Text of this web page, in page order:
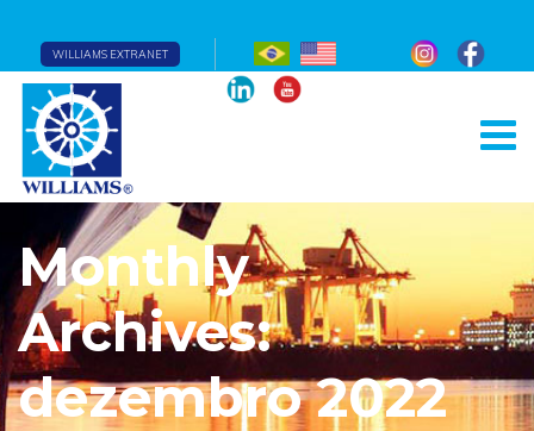
WILLIAMS EXTRANET
Monthly
Archives:
dezembro 2022